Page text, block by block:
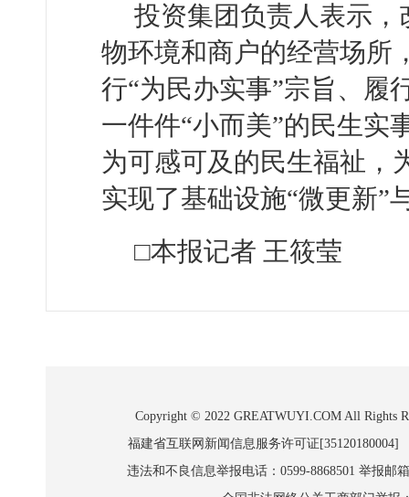
投资集团负责人表示
物环境和商户的经营场所
行“为民办实事”宗旨、履
一件件“小而美”的民生实
为可感可及的民生福祉，
实现了基础设施“微更新”
□本报记者 王筱莹
Copyright © 2022 GREATWUYI.COM All Rights
福建省互联网新闻信息服务许可证
违法和不良信息举报电话：0599-8868501 举报邮